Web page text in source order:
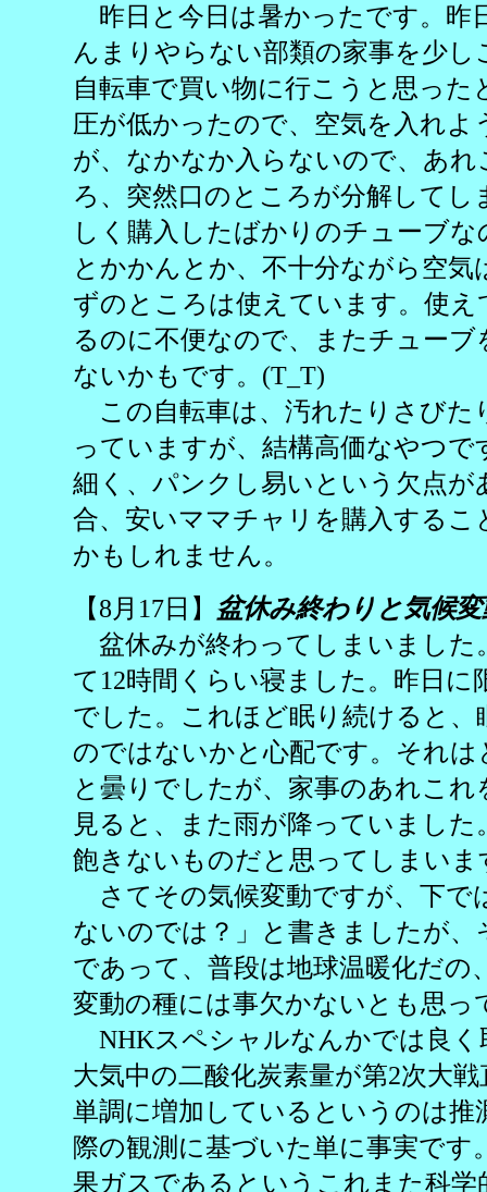
昨日と今日は暑かったです。昨
んまりやらない部類の家事を少
自転車で買い物に行こうと思った
圧が低かったので、空気を入れ
が、なかなか入らないので、あ
ろ、突然口のところが分解してし
しく購入したばかりのチューブ
とかかんとか、不十分ながら空
ずのところは使えています。使
るのに不便なので、またチュー
ないかもです。(T_T)
この自転車は、汚れたりさびた
っていますが、結構高価なやつ
細く、パンクし易いという欠点が
合、安いママチャリを購入する
かもしれません。
【8月17日】 盆休み終わりと気候
盆休みが終わってしまいました
て12時間くらい寝ました。昨日に
でした。これほど眠り続けると
のではないかと心配です。それ
と曇りでしたが、家事のあれこ
見ると、また雨が降っていまし
飽きないものだと思ってしまいま
さてその気候変動ですが、下で
ないのでは？」と書きましたが
であって、普段は地球温暖化だの
変動の種には事欠かないとも思っ
NHKスペシャルなんかでは良く
大気中の二酸化炭素量が第2次大
単調に増加しているというのは推
際の観測に基づいた単に事実です
果ガスであるというこれまた科学